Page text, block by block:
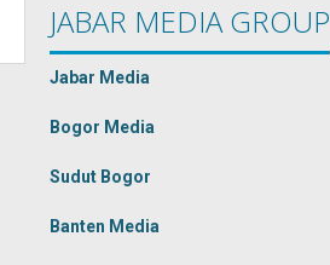
JABAR MEDIA GROUP
Jabar Media
Bogor Media
Sudut Bogor
Banten Media